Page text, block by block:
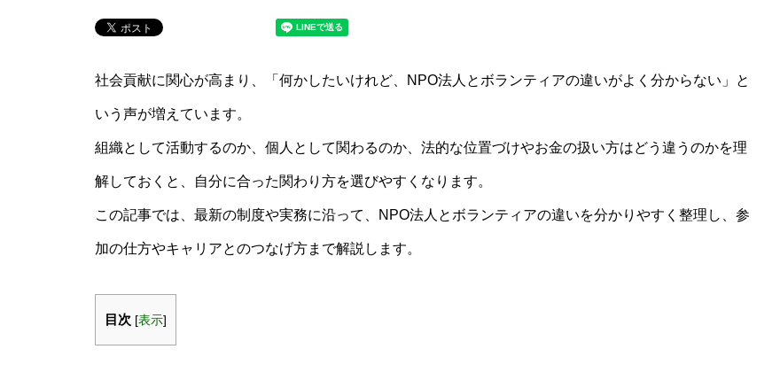
社会貢献に関心が高まり、「何かしたいけれど、NPO法人とボランティアの違いがよく分からない」と
いう声が増えています。
組織として活動するのか、個人として関わるのか、法的な位置づけやお金の扱い方はどう違うのかを理
解しておくと、自分に合った関わり方を選びやすくなります。
この記事では、最新の制度や実務に沿って、NPO法人とボランティアの違いを分かりやすく整理し、参
加の仕方やキャリアとのつなげ方まで解説します。
目次 [表示]